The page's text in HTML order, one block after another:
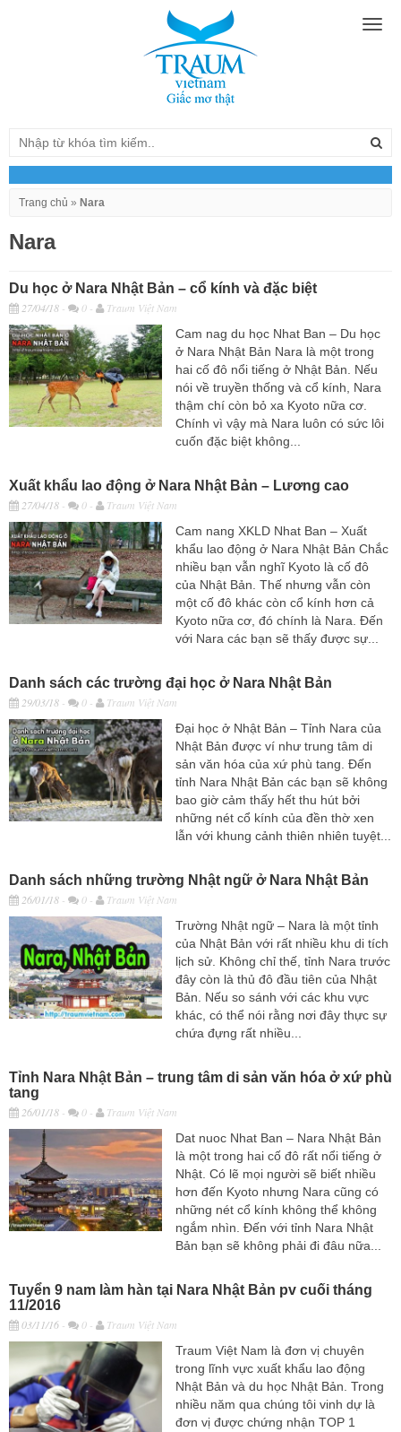
Trang chủ » Nara
Nara
Du học ở Nara Nhật Bản – cổ kính và đặc biệt
27/04/18 - 0 -
Traum Việt Nam
Cam nag du học Nhat Ban – Du học
ở Nara Nhật Bản Nara là một trong
hai cố đô nổi tiếng ở Nhật Bản. Nếu
nói về truyền thống và cổ kính, Nara
thậm chí còn bỏ xa Kyoto nữa cơ.
Chính vì vậy mà Nara luôn có sức lôi
cuốn đặc biệt không...
Xuất khẩu lao động ở Nara Nhật Bản – Lương cao
27/04/18 - 0 -
Traum Việt Nam
Cam nang XKLD Nhat Ban – Xuất
khẩu lao động ở Nara Nhật Bản Chắc
nhiều bạn vẫn nghĩ Kyoto là cố đô
của Nhật Bản. Thế nhưng vẫn còn
một cố đô khác còn cổ kính hơn cả
Kyoto nữa cơ, đó chính là Nara. Đến
với Nara các bạn sẽ thấy được sự...
Danh sách các trường đại học ở Nara Nhật Bản
29/03/18 - 0 -
Traum Việt Nam
Đại học ở Nhật Bản – Tỉnh Nara của
Nhật Bản được ví như trung tâm di
sản văn hóa của xứ phù tang. Đến
tỉnh Nara Nhật Bản các bạn sẽ không
bao giờ cảm thấy hết thu hút bởi
những nét cổ kính của đền thờ xen
lẫn với khung cảnh thiên nhiên tuyệt...
Danh sách những trường Nhật ngữ ở Nara Nhật Bản
26/01/18 - 0 -
Traum Việt Nam
Trường Nhật ngữ – Nara là một tỉnh
của Nhật Bản với rất nhiều khu di tích
lịch sử. Không chỉ thế, tỉnh Nara trước
đây còn là thủ đô đầu tiên của Nhật
Bản. Nếu so sánh với các khu vực
khác, có thể nói rằng nơi đây thực sự
chứa đựng rất nhiều...
Tỉnh Nara Nhật Bản – trung tâm di sản văn hóa ở xứ phù
tang
26/01/18 - 0 -
Traum Việt Nam
Dat nuoc Nhat Ban – Nara Nhật Bản
là một trong hai cố đô rất nổi tiếng ở
Nhật. Có lẽ mọi người sẽ biết nhiều
hơn đến Kyoto nhưng Nara cũng có
những nét cổ kính không thể không
ngắm nhìn. Đến với tỉnh Nara Nhật
Bản bạn sẽ không phải đi đâu nữa...
Tuyển 9 nam làm hàn tại Nara Nhật Bản pv cuối tháng
11/2016
03/11/16 - 0 -
Traum Việt Nam
Traum Việt Nam là đơn vị chuyên
trong lĩnh vực xuất khẩu lao động
Nhật Bản và du học Nhật Bản. Trong
nhiều năm qua chúng tôi vinh dự là
đơn vị được chứng nhận TOP 1